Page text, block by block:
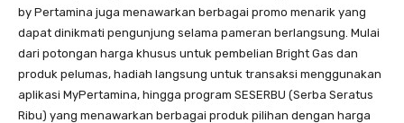
by Pertamina juga menawarkan berbagai promo menarik yang
dapat dinikmati pengunjung selama pameran berlangsung. Mulai
dari potongan harga khusus untuk pembelian Bright Gas dan
produk pelumas, hadiah langsung untuk transaksi menggunakan
aplikasi MyPertamina, hingga program SESERBU (Serba Seratus
Ribu) yang menawarkan berbagai produk pilihan dengan harga